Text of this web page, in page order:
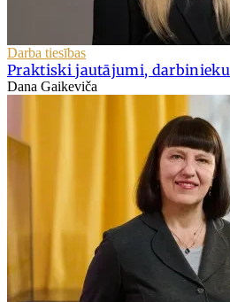
Darba tiesības
Praktiski jautājumi,
Dana Gaikeviča